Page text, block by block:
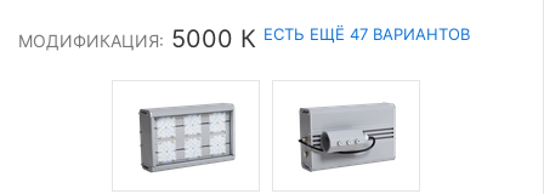
МОДИФИКАЦИЯ: 5000 К ЕСТЬ ЕЩЁ 47 ВАРИАНТОВ